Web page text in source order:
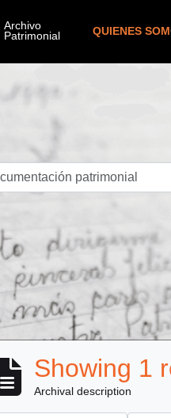
QUIENES
Showing 1
Archival description